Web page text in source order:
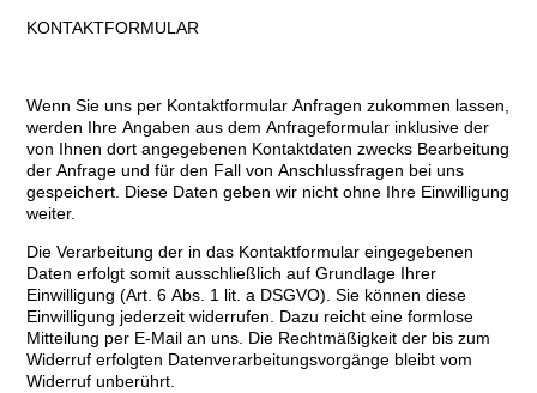
KONTAKTFORMULAR
Wenn Sie uns per Kontaktformular Anfragen zukommen lassen,
werden Ihre Angaben aus dem Anfrageformular inklusive der
von Ihnen dort angegebenen Kontaktdaten zwecks Bearbeitung
der Anfrage und für den Fall von Anschlussfragen bei uns
gespeichert. Diese Daten geben wir nicht ohne Ihre Einwilligung
weiter.
Die Verarbeitung der in das Kontaktformular eingegebenen
Daten erfolgt somit ausschließlich auf Grundlage Ihrer
Einwilligung (Art. 6 Abs. 1 lit. a DSGVO). Sie können diese
Einwilligung jederzeit widerrufen. Dazu reicht eine formlose
Mitteilung per E-Mail an uns. Die Rechtmäßigkeit der bis zum
Widerruf erfolgten Datenverarbeitungsvorgänge bleibt vom
Widerruf unberührt.